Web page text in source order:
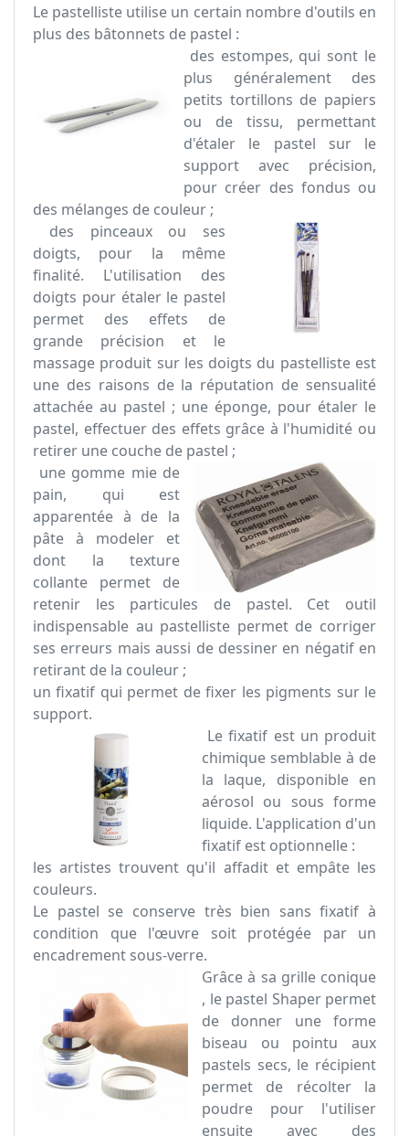
Le pastelliste utilise un certain nombre d'outils en
plus des bâtonnets de pastel :
des estompes, qui sont le
plus généralement des
petits tortillons de papiers
ou de tissu, permettant
d'étaler le pastel sur le
support avec précision,
pour créer des fondus ou
des mélanges de couleur ;
des pinceaux ou ses
doigts, pour la même
finalité. L'utilisation des
doigts pour étaler le pastel
permet des effets de
grande précision et le
massage produit sur les doigts du pastelliste est
une des raisons de la réputation de sensualité
attachée au pastel ; une éponge, pour étaler le
pastel, effectuer des effets grâce à l'humidité ou
retirer une couche de pastel ;
une gomme mie de
pain, qui est
apparentée à de la
pâte à modeler et
dont la texture
collante permet de
retenir les particules de pastel. Cet outil
indispensable au pastelliste permet de corriger
ses erreurs mais aussi de dessiner en négatif en
retirant de la couleur ;
un fixatif qui permet de fixer les pigments sur le
support.
Le fixatif est un produit
chimique semblable à de
la laque, disponible en
aérosol ou sous forme
liquide. L'application d'un
fixatif est optionnelle :
les artistes trouvent qu'il affadit et empâte les
couleurs.
Le pastel se conserve très bien sans fixatif à
condition que l'œuvre soit protégée par un
encadrement sous-verre.
Grâce à sa grille conique
, le pastel Shaper permet
de donner une forme
biseau ou pointu aux
pastels secs, le récipient
permet de récolter la
poudre pour l'utiliser
ensuite avec des